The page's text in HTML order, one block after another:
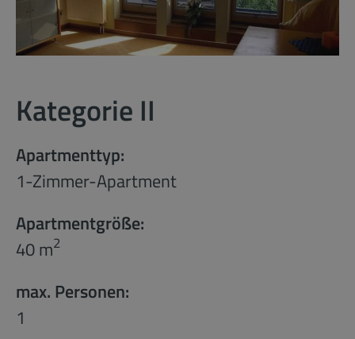
Kategorie II
Apartmenttyp:
1-Zimmer-Apartment
Apartmentgröße:
40 m2
max. Personen:
1